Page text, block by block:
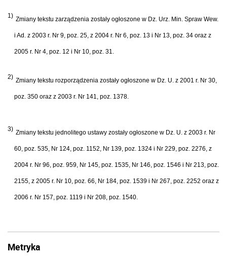
1) Zmiany tekstu zarządzenia zostały ogłoszone w Dz. Urz. Min. Spraw Wew.
i Ad. z 2003 r. Nr 9, poz. 25, z 2004 r. Nr 6, poz. 13 i Nr 13, poz. 34 oraz z
2005 r. Nr 4, poz. 12 i Nr 10, poz. 31.
2) Zmiany tekstu rozporządzenia zostały ogłoszone w Dz. U. z 2001 r. Nr 30,
poz. 350 oraz z 2003 r. Nr 141, poz. 1378.
3) Zmiany tekstu jednolitego ustawy zostały ogłoszone w Dz. U. z 2003 r. Nr
60, poz. 535, Nr 124, poz. 1152, Nr 139, poz. 1324 i Nr 229, poz. 2276, z
2004 r. Nr 96, poz. 959, Nr 145, poz. 1535, Nr 146, poz. 1546 i Nr 213, poz.
2155, z 2005 r. Nr 10, poz. 66, Nr 184, poz. 1539 i Nr 267, poz. 2252 oraz z
2006 r. Nr 157, poz. 1119 i Nr 208, poz. 1540.
Metryka